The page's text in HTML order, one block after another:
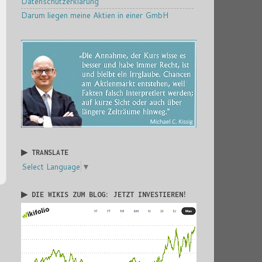
Darum liegen meine Aktien in einer GmbH
▶ TRANSLATE
Select Language ▼
▶ DIE WIKIS ZUM BLOG: JETZT INVESTIEREN!